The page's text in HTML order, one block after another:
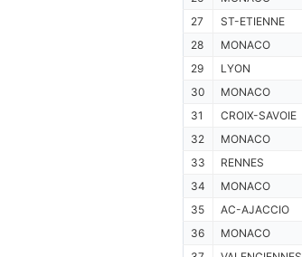
27
ST-ETIENNE
28
MONACO
29
LYON
30
MONACO
31
CROIX-SAVOIE
32
MONACO
33
RENNES
34
MONACO
35
AC-AJACCIO
36
MONACO